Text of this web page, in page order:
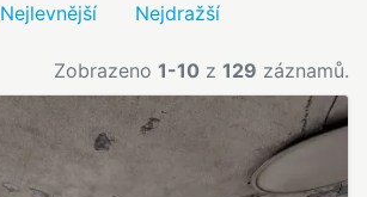
Nejlevnější Nejdražší
Zobrazeno 1-10 z 129 záznamů.